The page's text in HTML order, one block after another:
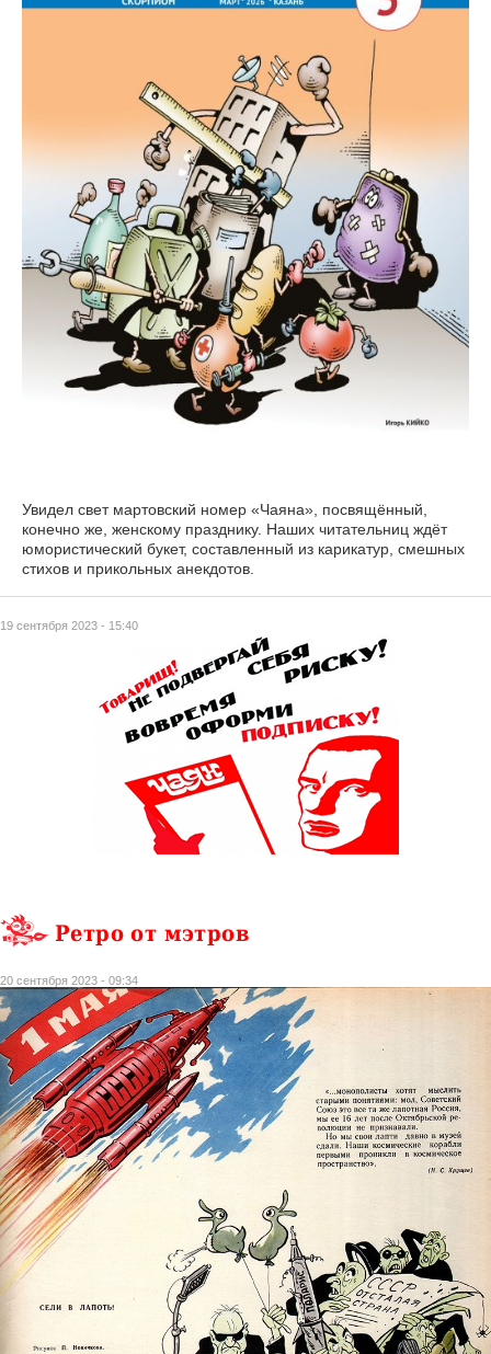
19 сентября 2023 - 15:40
Увидел свет мартовский номер «Чаяна», посвящённый,
конечно же, женскому празднику. Наших читательниц ждёт
юмористический букет, составленный из карикатур, смешных
стихов и прикольных анекдотов.
Ретро от мэтров
20 сентября 2023 - 09:34